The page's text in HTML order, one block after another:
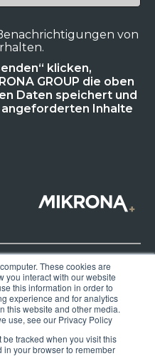
These cookies are
you interact with our website
this information in order to
experience and for analytics
this website and other media.
use, see our Privacy Policy
be tracked when you visit this
your browser to remember
von
klicken,
GROUP die oben
Daten speichert und
Inhalte